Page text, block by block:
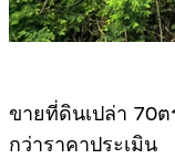
ขายที่ดินเปล่า 70
กว่าราคาประเมิน